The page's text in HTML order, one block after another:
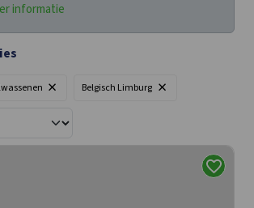
informatie
× Belgisch Limburg ×